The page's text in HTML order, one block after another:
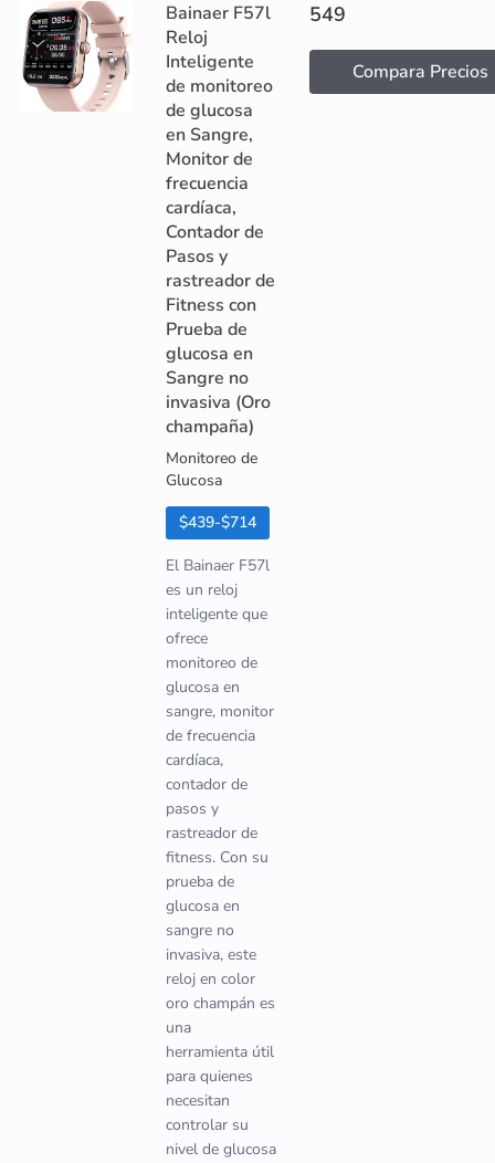
Bainaer F57l
Reloj
Inteligente
de monitoreo
de glucosa
en Sangre,
Monitor de
frecuencia
cardíaca,
Contador de
Pasos y
rastreador de
Fitness con
Prueba de
glucosa en
Sangre no
invasiva (Oro
champaña)
Monitoreo de
Glucosa
$439-$714
El Bainaer F57l
es un reloj
inteligente que
ofrece
monitoreo de
glucosa en
sangre, monitor
de frecuencia
cardíaca,
contador de
pasos y
rastreador de
fitness. Con su
prueba de
glucosa en
sangre no
invasiva, este
reloj en color
oro champán es
una
herramienta útil
para quienes
necesitan
controlar su
nivel de glucosa
549
Compara Precios